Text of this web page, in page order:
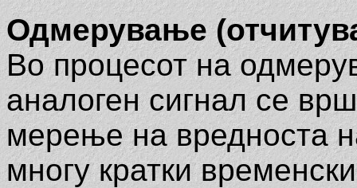
Одмерување
Во процесот на
аналоген сигнал се
мерење на вредноста
многу кратки